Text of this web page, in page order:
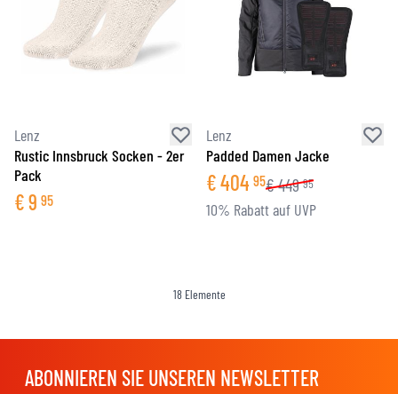
Lenz
Rustic Innsbruck Socken - 2er
Pack
€9 95
Lenz
Padded Damen Jacke
€404 95€449 95
10% Rabatt auf UVP
18Elemente
ABONNIEREN SIE UNSEREN NEWSLETTER